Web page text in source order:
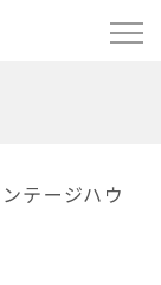
テージハウ